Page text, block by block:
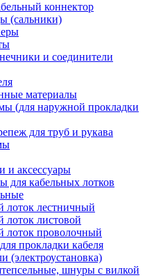
коннектор
(сальники)
и соединители
материалы
(для наружной прокладки
для труб и рукава
и аксессуары
для кабельных лотков
лоток лестничный
лоток листовой
лоток проволочный
прокладки кабеля
(электроустановка)
шнуры с вилкой